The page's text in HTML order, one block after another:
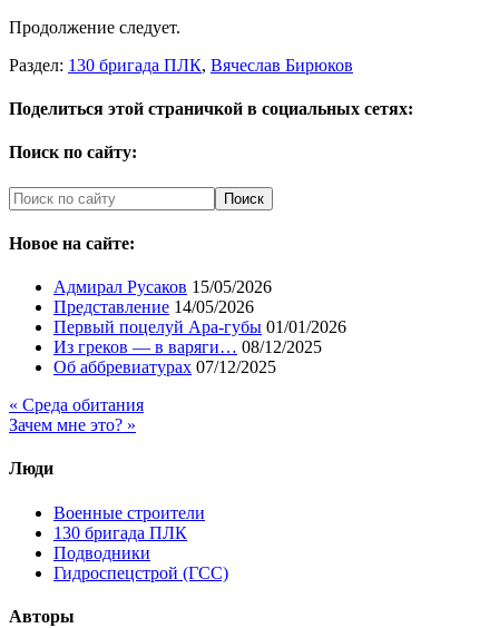
Продолжение следует.
Раздел: 130 бригада ПЛК, Вячеслав Бирюков
Поделиться этой страничкой в социальных сетях:
Поиск по сайту:
Новое на сайте:
Адмирал Русаков 15/05/2026
Представление 14/05/2026
Первый поцелуй Ара-губы 01/01/2026
Из греков — в варяги… 08/12/2025
Об аббревиатурах 07/12/2025
« Среда обитания
Зачем мне это? »
Люди
Военные строители
130 бригада ПЛК
Подводники
Гидроспецстрой (ГСС)
Авторы